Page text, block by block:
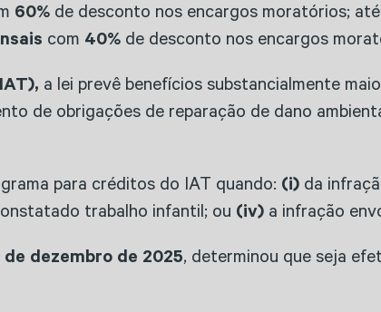
60% de desconto nos encargos moratórios; até
com 40% de desconto nos encargos
a lei prevê benefícios substancialmente
de obrigações de reparação de dano
para créditos do IAT quando: (i) da
trabalho infantil; ou (iv) a infração
de dezembro de 2025, determinou que seja